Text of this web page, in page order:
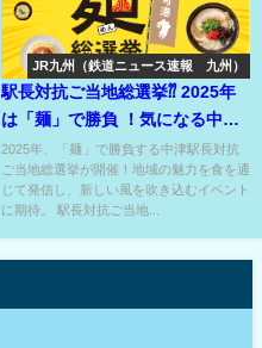
JR九州（鉄道ニュース速報 九州）
駅長対抗ご当地総選挙⁇ 2025年
は「麺」で勝負 ！気になる中津
駅駅長が推す麺とは?!
2025年、「麺」で勝負する中津駅長対抗
ご当地総選挙が開催！地域の魅力を食を通
じて発信し、新しい風を吹き込むイベント
に期待。 駅長対抗ご当地...